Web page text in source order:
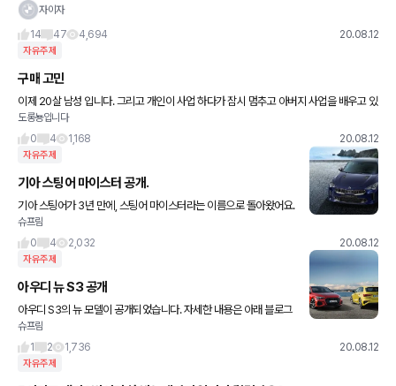
그랜다이져 하브 캘리 + 빌트인캠 뺀 나머지 옵션 다 넣고 견적 내니.. 취등록세 포함 498
자이자
14
47 4,694 20.08.12
자유주제
구매 고민
이제 20살 남성 입니다. 그리고 개인이 사업 하다가 잠시 멈추고 아버지 사업을 배우고 있
습니다. 내년 초에 군대 다녀와서 차량을 구매 해야하는데, 저는 개인적으로 볼보 사고싶
은데 아버지께서는 사회
도롱뇽입니다
0
4 1,168 20.08.12
자유주제
기아 스팅어 마이스터 공개.
기아 스팅어가 3년 만에, 스팅어 마이스터라는 이름으로 돌아왔어요.
자세한 내용은 아래 블로그 링크를 참고해주세요 사진은 HMG 저널
공식 홈페이지에서 퍼왔습니다.
슈프림
0
4 2,032 20.08.12
자유주제
아우디 뉴 S3 공개
아우디 S3의 뉴 모델이 공개되었습니다. 자세한 내용은 아래 블로그
슈프림
1
2 1,736 20.08.12
자유주제